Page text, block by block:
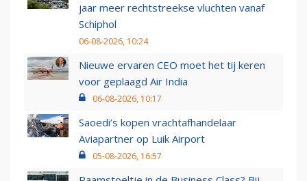
jaar meer rechtstreekse vluchten vanaf
Schiphol
06-08-2026, 10:24
Nieuwe ervaren CEO moet het tij keren
voor geplaagd Air India
06-08-2026, 10:17
Saoedi’s kopen vrachtafhandelaar
Aviapartner op Luik Airport
05-08-2026, 16:57